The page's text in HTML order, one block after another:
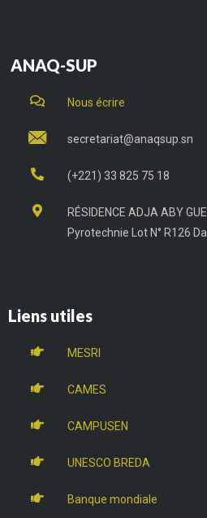
ANAQ-SUP
Nous écrire
secretariat@anaqsup.sn
(+221) 33 825 75 18
RÉSIDENCE ADJA ABY
Pyrotechnie Lot N° R126
Liens utiles
MESRI
CAMES
CAMPUSEN
UNESCO BREDA
Banque mondiale